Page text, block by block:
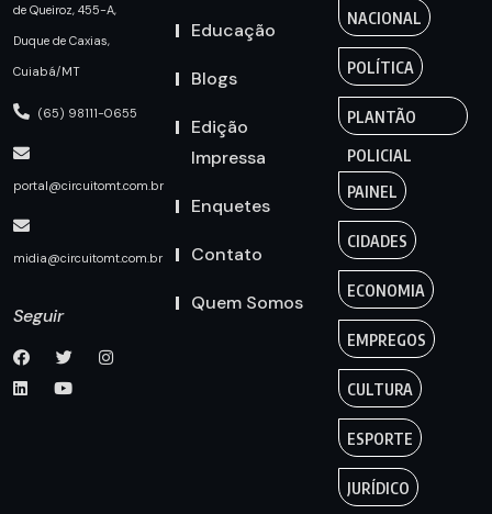
de Queiroz, 455-A,
Duque de Caxias,
Cuiabá/MT
(65) 98111-0655
portal@circuitomt.com.br
midia@circuitomt.com.br
Seguir
Educação
Blogs
Edição
Impressa
Enquetes
Contato
Quem Somos
NACIONAL
POLÍTICA
PLANTÃO
POLICIAL
PAINEL
CIDADES
ECONOMIA
EMPREGOS
CULTURA
ESPORTE
JURÍDICO